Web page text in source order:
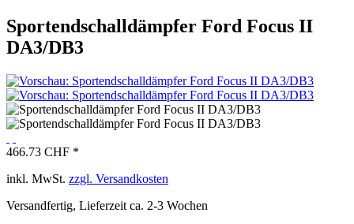
Sportendschalldämpfer Ford Focus II
DA3/DB3
466.73 CHF *
inkl. MwSt. zzgl. Versandkosten
Versandfertig, Lieferzeit ca. 2-3 Wochen